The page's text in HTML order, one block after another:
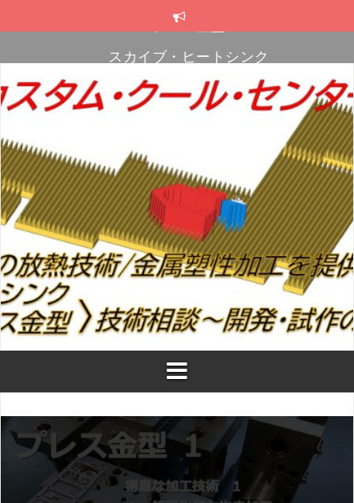
ン
へ
ス
ッ
プ
スカイブ・ヒートシンク
プレス金型
プレス金型